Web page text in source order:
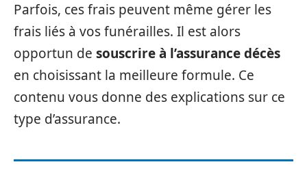
Parfois, ces frais peuvent même gérer les
frais liés à vos funérailles. Il est alors
opportun de souscrire à l’assurance décès
en choisissant la meilleure formule. Ce
contenu vous donne des explications sur ce
type d’assurance.